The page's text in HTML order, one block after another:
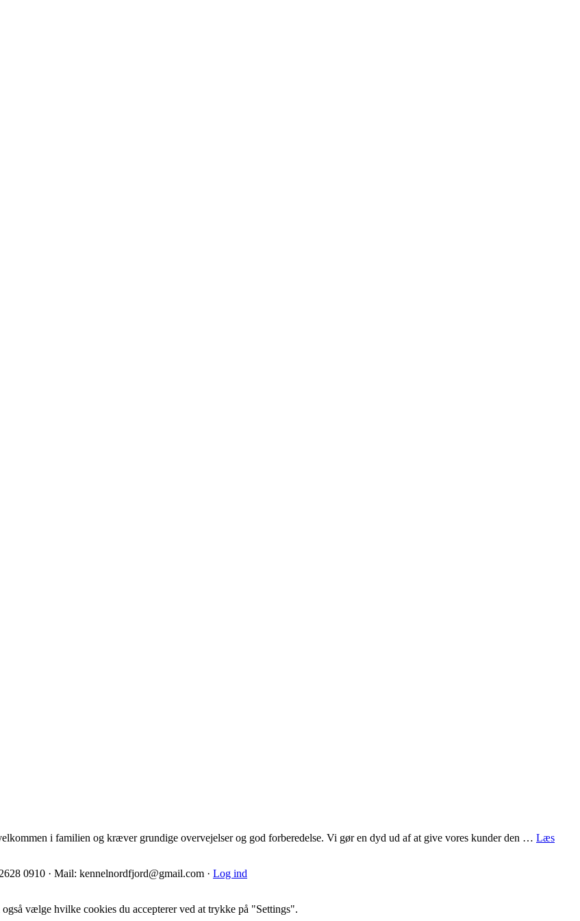
i familien og kræver grundige overvejelser og god forberedelse. Vi gør en dyd ud af at give vores kunder den … Læs
0910 · Mail: kennelnordfjord@gmail.com · Log ind
vælge hvilke cookies du accepterer ved at trykke på "Settings".